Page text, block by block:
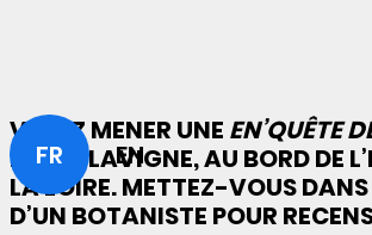
FR EN
VENEZ MENER UNE EN’QUÊTE
PORT-LAVIGNE, AU BORD DE
LA LOIRE. METTEZ-VOUS
D’UN BOTANISTE POUR